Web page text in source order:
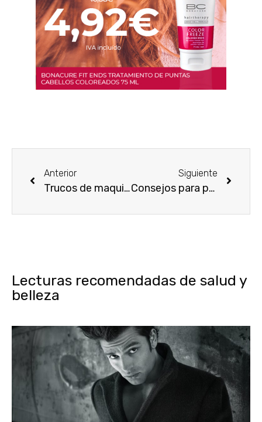
Anterior
Trucos de maquillaje para cualquier ocasión
Siguiente
Consejos para prevenir las manchas en la piel
Lecturas recomendadas de salud y
belleza